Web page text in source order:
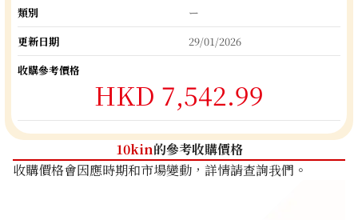
類別
ー
更新日期
29/01/2026
收購參考價格
HKD 7,542.99
10kin的參考收購價格
收購價格會因應時期和市場變動，詳情請查詢我們。